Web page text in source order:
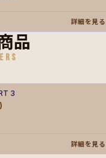
詳細を見る
品
3
詳細を見る